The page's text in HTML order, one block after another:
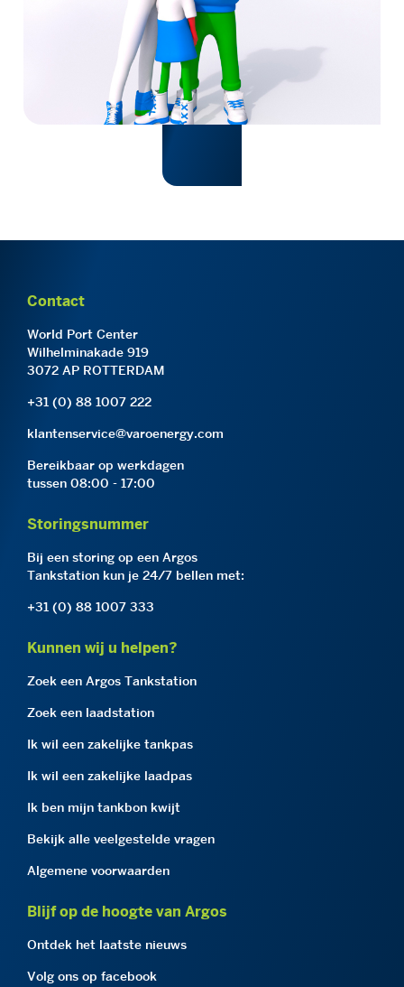
Contact
World Port Center
Wilhelminakade 919
3072 AP ROTTERDAM
+31 (0) 88 1007 222
klantenservice@varoenergy.com
Bereikbaar op werkdagen
tussen 08:00 - 17:00
Storingsnummer
Bij een storing op een Argos
Tankstation kun je 24/7 bellen met:
+31 (0) 88 1007 333
Kunnen wij u helpen?
Zoek een Argos Tankstation
Zoek een laadstation
Ik wil een zakelijke tankpas
Ik wil een zakelijke laadpas
Ik ben mijn tankbon kwijt
Bekijk alle veelgestelde vragen
Algemene voorwaarden
Blijf op de hoogte van Argos
Ontdek het laatste nieuws
Volg ons op facebook